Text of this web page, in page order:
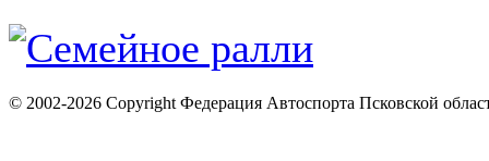
© 2002-2026 Copyright Федерация Автоспорта Псковской